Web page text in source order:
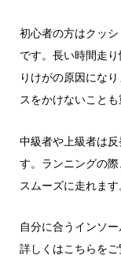
初心者の方はクッ
です。長い時間走
りけがの原因にな
スをかけないことも
中級者や上級者は
す。ランニングの
スムーズに走れます
自分に合うインソ
詳しくはこちらをご